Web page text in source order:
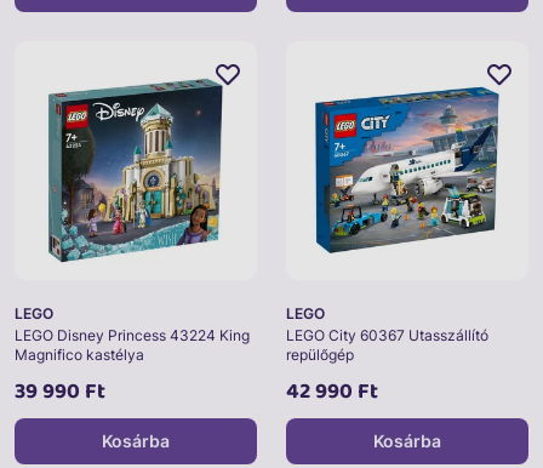
LEGO
LEGO Disney Princess 43224 King
Magnifico kastélya
39 990 Ft
Kosárba
LEGO
LEGO City 60367 Utasszállító
repülőgép
42 990 Ft
Kosárba